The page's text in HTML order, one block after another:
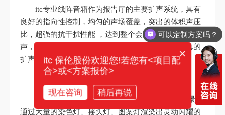
itc专业线阵音箱作为报告厅的主要扩声系统，具有
良好的指向性控制，均匀的声场覆盖，突出的体积声压
比，超强的抗干扰性能 ，达到整个会场全方位覆盖扩
声，音质清晰传达，为全场烘托出优质细腻、高保真的
扩声氛围。
舞台灯光和器械设备 以独特的方式融入演绎场景，
通过大量的染色灯、摇头灯、图案灯渲染出灵动闪耀的
可以定制方案吗？
×
itc 保伦股份欢迎您!若您有<项目配
合>或<方案报价>
现在咨询 稍后再说